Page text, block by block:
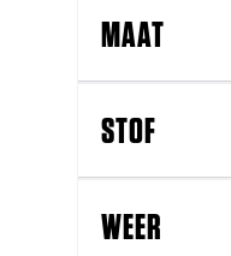
MAAT
STOF
WEER